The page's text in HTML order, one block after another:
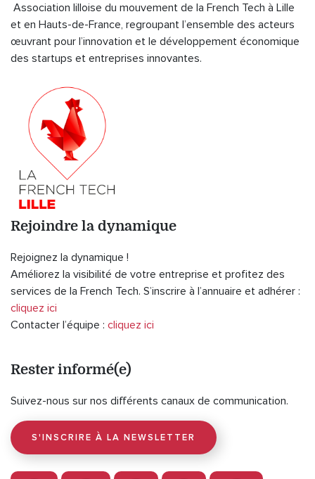
Association lilloise du mouvement de la French Tech à Lille
et en Hauts-de-France, regroupant l’ensemble des acteurs
œuvrant pour l’innovation et le développement économique
des startups et entreprises innovantes.
Rejoindre la dynamique
Rejoignez la dynamique !
Améliorez la visibilité de votre entreprise et profitez des
services de la French Tech. S’inscrire à l’annuaire et adhérer :
cliquez ici
Contacter l’équipe : cliquez ici
Rester informé(e)
Suivez-nous sur nos différents canaux de communication.
S'INSCRIRE À LA NEWSLETTER